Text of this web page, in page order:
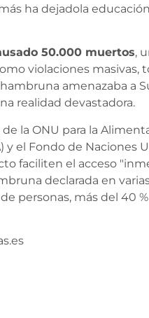
ha dejadola
50.000 muertos,
violaciones masivas,
amenazaba a
realidad devastadora.
la ONU para la
y el Fondo de Naciones
faciliten el acceso
declarada en
personas, más del 40